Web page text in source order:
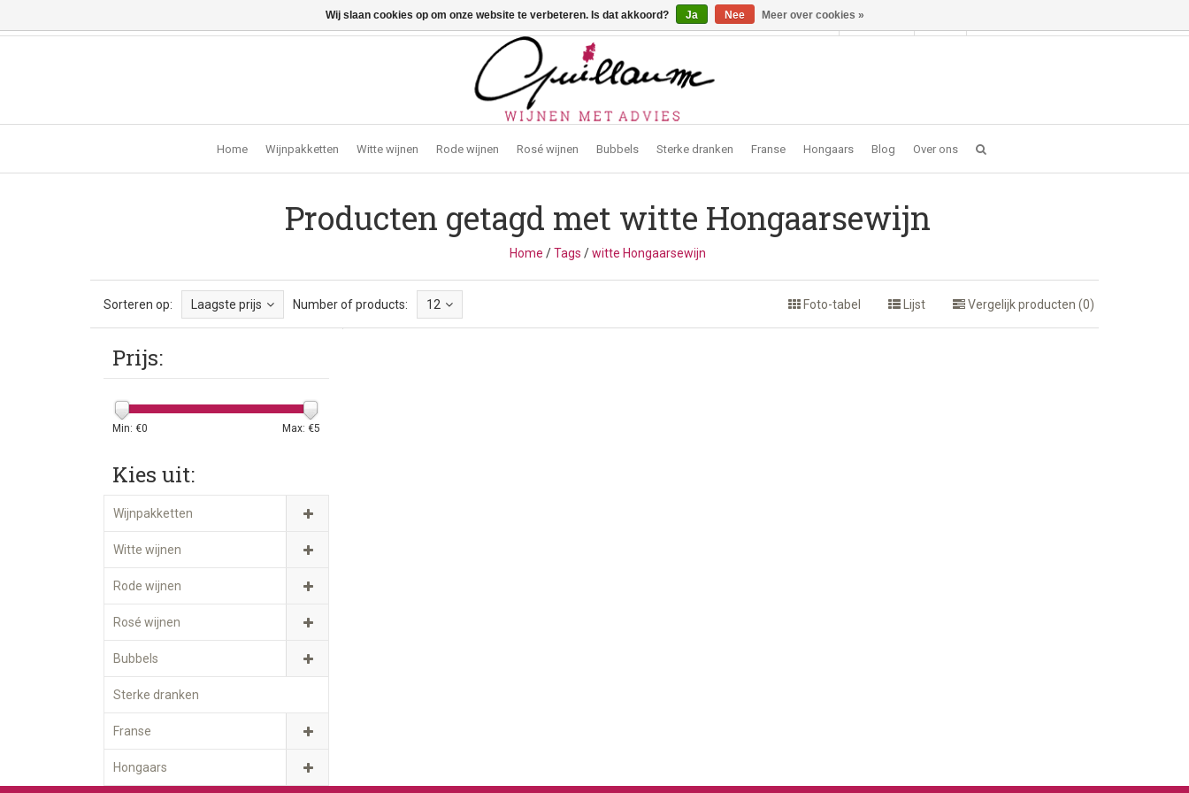
Vragen? Bel ons: +32 (0)13 - 77 11 21 - Winkel: Lochtstraat 2, 3272 Testelt -info@guillaumewijnen.be Inloggen
Home Wijnpakketten Witte wijnen Rode wijnen Rosé wijnen Bubbels Sterke dranken Franse Hongaars Blog Over ons
Producten getagd met witte Hongaarsewijn
Home /Tags /witte Hongaarsewijn
Sorteren op: Laagste prijs Number of products: 12 Foto-tabel Lijst Vergelijk producten (0)
Prijs:
Min: €0 Max: €5
Kies uit:
Wijnpakketten
Witte wijnen
Rode wijnen
Rosé wijnen
Bubbels
Sterke dranken
Franse
Hongaars
Wij slaan cookies op om onze website te verbeteren. Is dat akkoord? Ja Nee Meer over cookies »